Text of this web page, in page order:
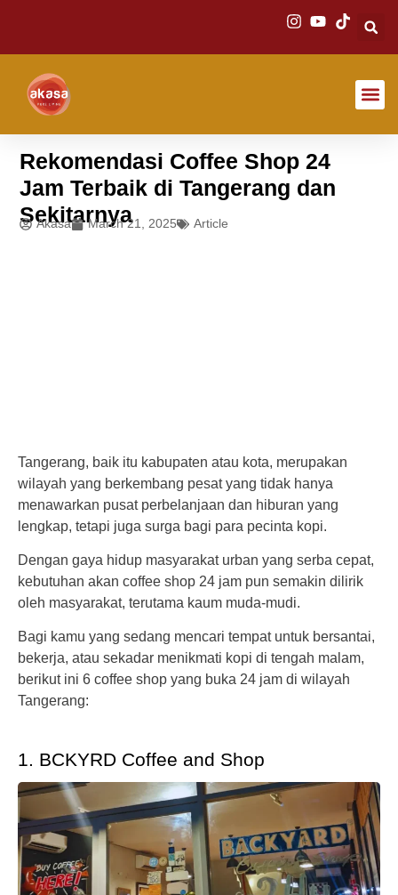
Rekomendasi Coffee Shop 24
Jam Terbaik di Tangerang dan
Sekitarnya
Akasa March 21, 2025 Article
Tangerang, baik itu kabupaten atau kota, merupakan
wilayah yang berkembang pesat yang tidak hanya
menawarkan pusat perbelanjaan dan hiburan yang
lengkap, tetapi juga surga bagi para pecinta kopi.
Dengan gaya hidup masyarakat urban yang serba cepat,
kebutuhan akan coffee shop 24 jam pun semakin dilirik
oleh masyarakat, terutama kaum muda-mudi.
Bagi kamu yang sedang mencari tempat untuk bersantai,
bekerja, atau sekadar menikmati kopi di tengah malam,
berikut ini 6 coffee shop yang buka 24 jam di wilayah
Tangerang:
1. BCKYRD Coffee and Shop